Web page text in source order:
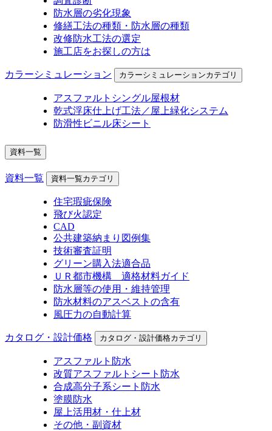
防水層の劣化現象
修繕工法の種類・防水層の種類
改修防水工法の選定
施工店をお探しの方は
カラーシミュレーション カラーシミュレーションカテゴリ
アスファルトシングル屋根材
乾式浮床仕上げ工法／屋上緑化システム
防滑性ビニル床シート
資料一覧
資料一覧 資料一覧カテゴリ
住宅瑕疵保険
飛び火認定
CAD
公共建築納まり図例集
技術審査証明
グリーン購入法適合品
ＵＲ都市機構 適格材料ガイド
防水層等の使用・維持管理
防水材料のアスベストの含有
風圧力の自動計算
カタログ・設計価格 カタログ・設計価格カテゴリ
アスファルト防水
改質アスファルトシート防水
合成高分子系シート防水
塗膜防水
屋上活用材・仕上材
その他・副資材